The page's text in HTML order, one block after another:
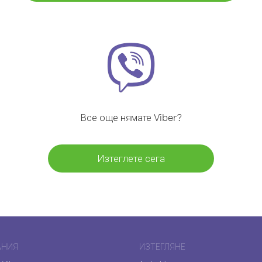
Все още нямате Viber?
Изтеглете сега
ИЗТЕГЛЯНЕ